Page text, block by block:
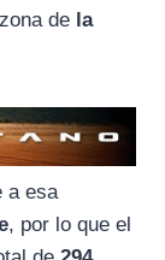
de la
a esa
, por lo que el